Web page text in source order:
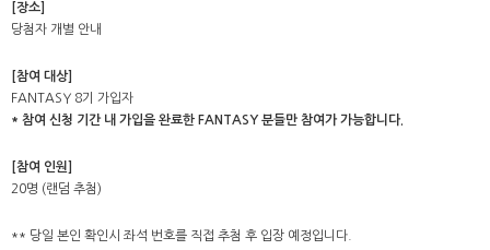
[장소]
당첨자 개별 안내
[참여 대상]
FANTASY 8기 가입자
* 참여 신청 기간 내 가입을 완료한 FANTASY 분들만 참여가 가능합니다.
[참여 인원]
20명 (랜덤 추첨)
** 당일 본인 확인시 좌석 번호를 직접 추첨 후 입장 예정입니다.